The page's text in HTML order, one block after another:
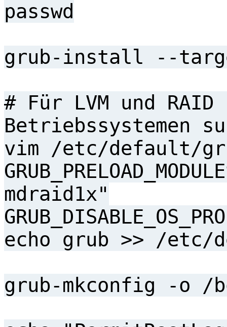
passwd
grub-install --
# Für LVM und
Betriebssystemen
vim /etc/default/
mdraid1x"
echo grub >> /etc/
grub-mkconfig -o /